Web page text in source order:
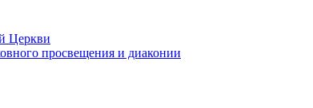
Церкви
просвещения и диаконии